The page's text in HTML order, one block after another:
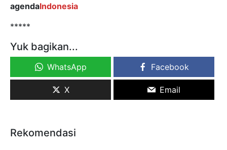
agendaIndonesia
*****
Yuk bagikan...
WhatsApp Facebook
X Email
Rekomendasi